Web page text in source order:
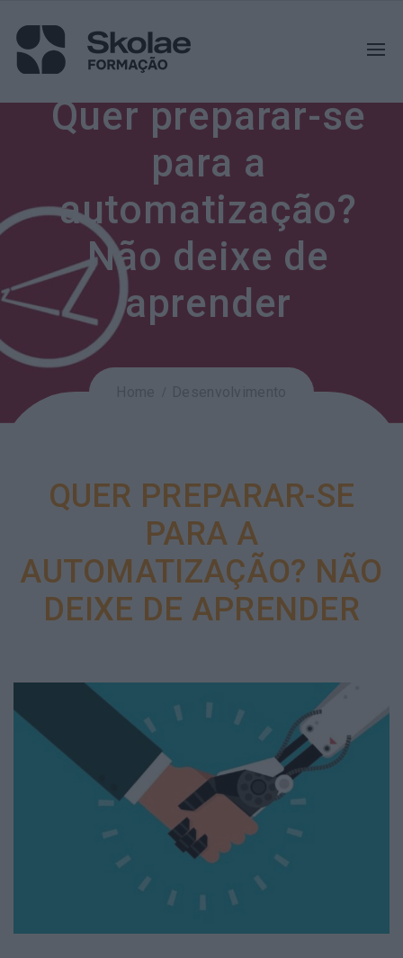
Quer preparar-se
para a
automatização?
Não deixe de
aprender
QUER PREPARAR-SE
PARA A
AUTOMATIZAÇÃO? NÃO
DEIXE DE APRENDER